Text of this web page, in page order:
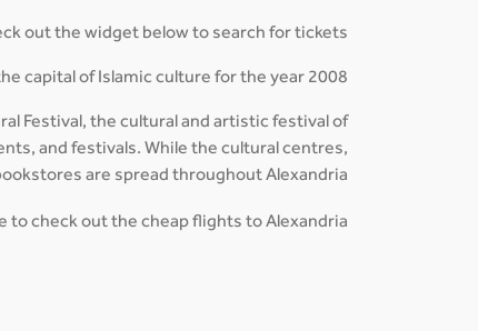
out the widget below to search for tickets!
capital of Islamic culture for the year 2008.
Festival, the cultural and artistic festival of
and festivals. While the cultural centres,
are spread throughout Alexandria.
check out the cheap flights to Alexandria!